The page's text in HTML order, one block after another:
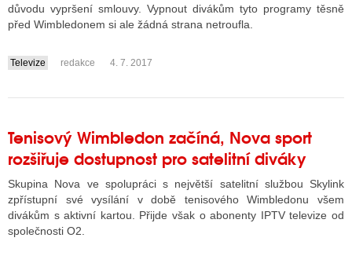
důvodu vypršení smlouvy. Vypnout divákům tyto programy těsně
před Wimbledonem si ale žádná strana netroufla.
....
Televize redakce 4. 7. 2017
Tenisový Wimbledon začíná, Nova sport
rozšiřuje dostupnost pro satelitní diváky
Skupina Nova ve spolupráci s největší satelitní službou Skylink
zpřístupní své vysílání v době tenisového Wimbledonu všem
divákům s aktivní kartou. Přijde však o abonenty IPTV televize od
společnosti O2.